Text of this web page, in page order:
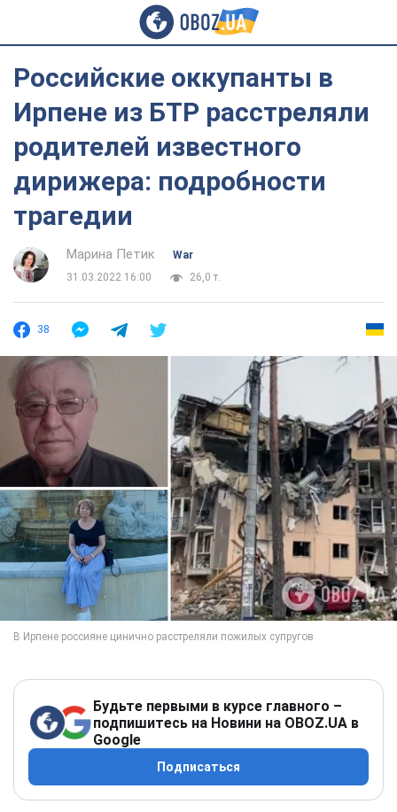
Российские оккупанты в
Ирпене из БТР расстреляли
родителей известного
дирижера: подробности
трагедии
Марина Петик
War
31.03.2022 16:00
26,0 т.
38
Будьте первыми в курсе главного –
подпишитесь на Новини на OBOZ.UA в
Google
Подписаться